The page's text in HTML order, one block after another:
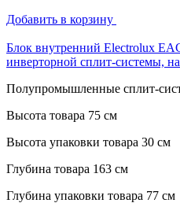
Добавить в корзину
Блок внутренний Electrolux
инверторной сплит-системы,
Полупромышленные сплит-
Высота товара 75 см
Высота упаковки товара 30 см
Глубина товара 163 см
Глубина упаковки товара 77 см